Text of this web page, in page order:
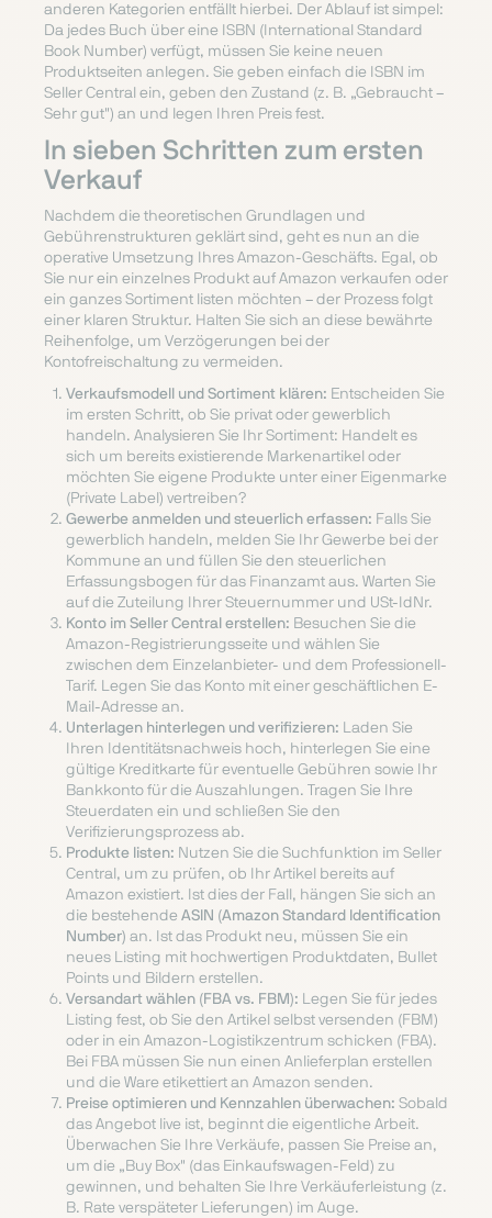
anderen Kategorien entfällt hierbei. Der Ablauf ist simpel:
Da jedes Buch über eine ISBN (International Standard
Book Number) verfügt, müssen Sie keine neuen
Produktseiten anlegen. Sie geben einfach die ISBN im
Seller Central ein, geben den Zustand (z. B. „Gebraucht –
Sehr gut") an und legen Ihren Preis fest.
In sieben Schritten zum ersten
Verkauf
Nachdem die theoretischen Grundlagen und
Gebührenstrukturen geklärt sind, geht es nun an die
operative Umsetzung Ihres Amazon-Geschäfts. Egal, ob
Sie nur ein einzelnes Produkt auf Amazon verkaufen oder
ein ganzes Sortiment listen möchten – der Prozess folgt
einer klaren Struktur. Halten Sie sich an diese bewährte
Reihenfolge, um Verzögerungen bei der
Kontofreischaltung zu vermeiden.
Verkaufsmodell und Sortiment klären: Entscheiden Sie
im ersten Schritt, ob Sie privat oder gewerblich
handeln. Analysieren Sie Ihr Sortiment: Handelt es
sich um bereits existierende Markenartikel oder
möchten Sie eigene Produkte unter einer Eigenmarke
(Private Label) vertreiben?
Gewerbe anmelden und steuerlich erfassen: Falls Sie
gewerblich handeln, melden Sie Ihr Gewerbe bei der
Kommune an und füllen Sie den steuerlichen
Erfassungsbogen für das Finanzamt aus. Warten Sie
auf die Zuteilung Ihrer Steuernummer und USt-IdNr.
Konto im Seller Central erstellen: Besuchen Sie die
Amazon-Registrierungsseite und wählen Sie
zwischen dem Einzelanbieter- und dem Professionell-
Tarif. Legen Sie das Konto mit einer geschäftlichen E-
Mail-Adresse an.
Unterlagen hinterlegen und verifizieren: Laden Sie
Ihren Identitätsnachweis hoch, hinterlegen Sie eine
gültige Kreditkarte für eventuelle Gebühren sowie Ihr
Bankkonto für die Auszahlungen. Tragen Sie Ihre
Steuerdaten ein und schließen Sie den
Verifizierungsprozess ab.
Produkte listen: Nutzen Sie die Suchfunktion im Seller
Central, um zu prüfen, ob Ihr Artikel bereits auf
Amazon existiert. Ist dies der Fall, hängen Sie sich an
die bestehende ASIN (Amazon Standard Identification
Number) an. Ist das Produkt neu, müssen Sie ein
neues Listing mit hochwertigen Produktdaten, Bullet
Points und Bildern erstellen.
Versandart wählen (FBA vs. FBM): Legen Sie für jedes
Listing fest, ob Sie den Artikel selbst versenden (FBM)
oder in ein Amazon-Logistikzentrum schicken (FBA).
Bei FBA müssen Sie nun einen Anlieferplan erstellen
und die Ware etikettiert an Amazon senden.
Preise optimieren und Kennzahlen überwachen: Sobald
das Angebot live ist, beginnt die eigentliche Arbeit.
Überwachen Sie Ihre Verkäufe, passen Sie Preise an,
um die „Buy Box" (das Einkaufswagen-Feld) zu
gewinnen, und behalten Sie Ihre Verkäuferleistung (z.
B. Rate verspäteter Lieferungen) im Auge.